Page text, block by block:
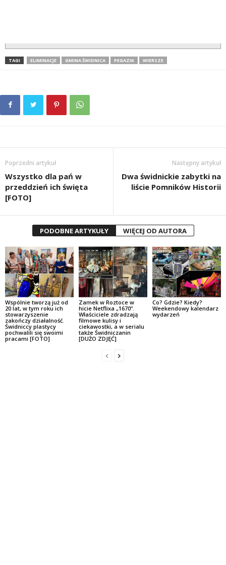
TAGI ELIMINACJE GMINA ŚWIDNICA PEGAZIK WIERSZE
Poprzedni artykuł
Wszystko dla pań w
przeddzień ich święta
[FOTO]
Następny artykuł
Dwa świdnickie zabytki na
liście Pomników Historii
PODOBNE ARTYKUŁY WIĘCEJ OD AUTORA
Wspólnie tworzą już od
20 lat, w tym roku ich
stowarzyszenie
zakończy działalność.
Świdniccy plastycy
pochwalili się swoimi
pracami [FOTO]
Zamek w Roztoce w
hicie Netflixa „1670”.
Właściciele zdradzają
filmowe kulisy i
ciekawostki, a w serialu
także Świdniczanin
[DUŻO ZDJĘĆ]
Co? Gdzie? Kiedy?
Weekendowy kalendarz
wydarzeń